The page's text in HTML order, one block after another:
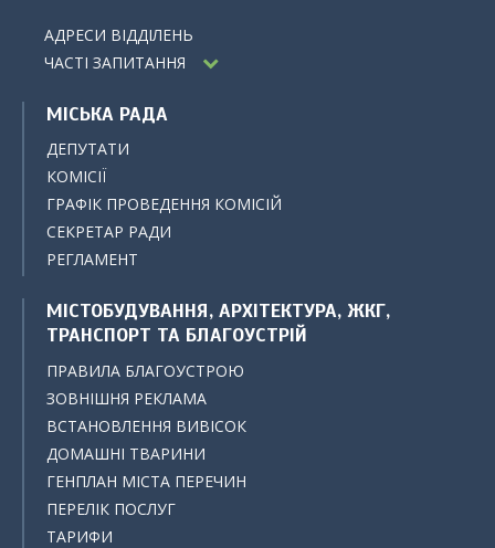
АДРЕСИ ВІДДІЛЕНЬ
ЧАСТІ ЗАПИТАННЯ
МІСЬКА РАДА
ДЕПУТАТИ
КОМІСІЇ
ГРАФІК ПРОВЕДЕННЯ КОМІСІЙ
СЕКРЕТАР РАДИ
РЕГЛАМЕНТ
МІСТОБУДУВАННЯ, АРХІТЕКТУРА, ЖКГ,
ТРАНСПОРТ ТА БЛАГОУСТРІЙ
ПРАВИЛА БЛАГОУСТРОЮ
ЗОВНІШНЯ РЕКЛАМА
ВСТАНОВЛЕННЯ ВИВІСОК
ДОМАШНІ ТВАРИНИ
ГЕНПЛАН МІСТА ПЕРЕЧИН
ПЕРЕЛІК ПОСЛУГ
ТАРИФИ